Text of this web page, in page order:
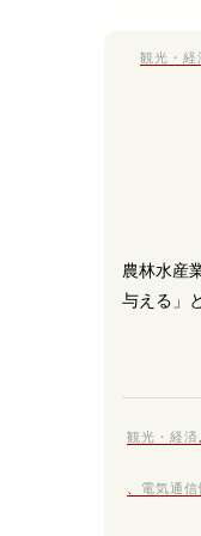
観光・経
農林水産
与える」
観光・経済
電気通